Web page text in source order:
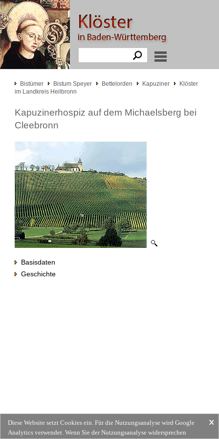
Bistümer Bistum Speyer Bettelorden Kapuziner
Klöster
im Landkreis Heilbronn
Kapuzinerhospiz auf dem Michaelsberg bei
Cleebronn
Basisdaten
Geschichte
Diese Website setzt Cookies ein. Für die Nutzungsanalyse wird Google
Analytics verwendet. Wenn Sie der Nutzungsanalyse widersprechen